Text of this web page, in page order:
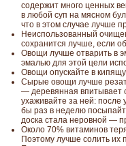
содержит много ценных
в любой суп на мясном
что в этом случае лучше
Неиспользованный
сохранится лучше, если
Овощи лучше отварить в
эмалью для этой цели
Овощи опускайте в
Сырые овощи лучше
— деревянная впитывает
ухаживайте за ней: после
бы раз в неделю
доска стала неровной —
Около 70% витаминов
Поэтому лучше солить их